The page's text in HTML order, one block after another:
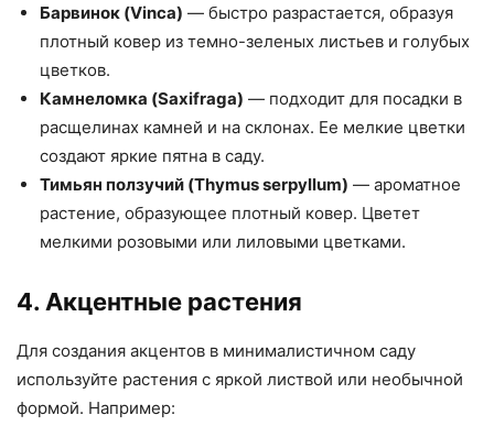
Барвинок (Vinca) — быстро разрастается, образуя
плотный ковер из темно-зеленых листьев и голубых
цветков.
Камнеломка (Saxifraga) — подходит для посадки в
расщелинах камней и на склонах. Ее мелкие цветки
создают яркие пятна в саду.
Тимьян ползучий (Thymus serpyllum) — ароматное
растение, образующее плотный ковер. Цветет
мелкими розовыми или лиловыми цветками.
4. Акцентные растения
Для создания акцентов в минималистичном саду
используйте растения с яркой листвой или необычной
формой. Например: